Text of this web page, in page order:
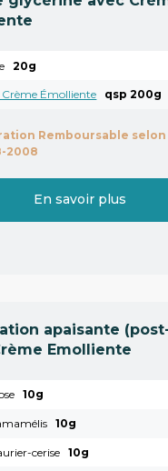
20g
Crème Émolliente qsp 200g
Remboursable
2008
En savoir plus
apaisante
Emolliente
10g
10g
cerise 10g